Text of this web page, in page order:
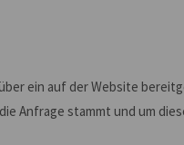
ein auf der Website
Anfrage stammt und um